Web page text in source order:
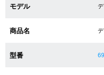
ショ
保証・アフターサービス
ラッピングサービス
モデル
商品名
型番